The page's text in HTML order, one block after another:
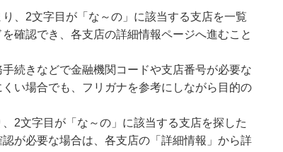
、2文字目が「な～の」に該当する支店を一覧
確認でき、各支店の詳細情報ページへ進むこと
続きなどで金融機関コードや支店番号が必要な
い場合でも、フリガナを参考にしながら目的の
2文字目が「な～の」に該当する支店を探した
が必要な場合は、各支店の「詳細情報」から詳